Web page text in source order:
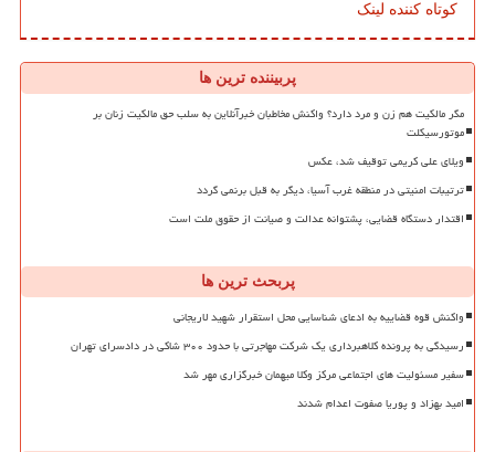
کوتاه کننده لینک
پربیننده ترین ها
مگر مالکیت هم زن و مرد دارد؟ واکنش مخاطبان خبرآنلاین به سلب حق مالکیت زنان بر
موتورسیکلت
ویلای علی کریمی توقیف شد، عکس
ترتیبات امنیتی در منطقه غرب آسیا، دیگر به قبل برنمی گردد
اقتدار دستگاه قضایی، پشتوانه عدالت و صیانت از حقوق ملت است
پربحث ترین ها
واکنش قوه قضاییه به ادعای شناسایی محل استقرار شهید لاریجانی
رسیدگی به پرونده کلاهبرداری یک شرکت مهاجرتی با حدود ۳۰۰ شاکی در دادسرای تهران
سفیر مسئولیت های اجتماعی مرکز وکلا میهمان خبرگزاری مهر شد
امید بهزاد و پوریا صفوت اعدام شدند